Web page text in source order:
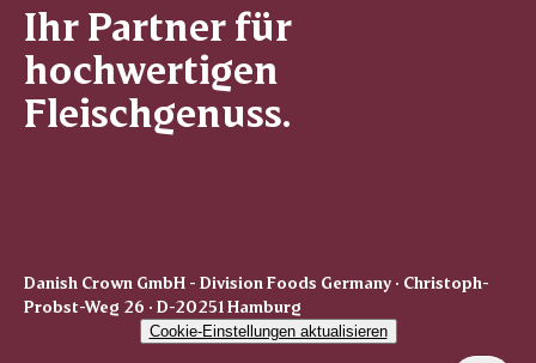
Ihr Partner für
hochwertigen
Fleischgenuss.
Danish Crown GmbH - Division Foods Germany · Christoph-
Probst-Weg 26 · D-20251 Hamburg
Cookie-Einstellungen aktualisieren